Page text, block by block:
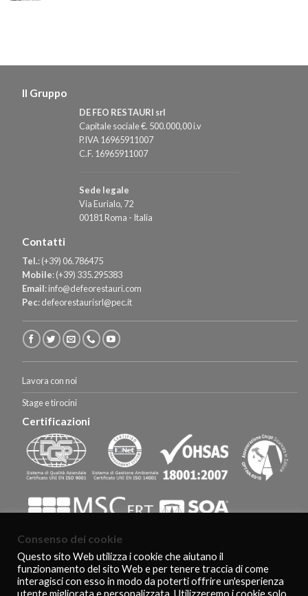
Il Gruppo
DE FEO RESTAURI srl
Capitale sociale €. 500.000,00 i.v
P.IVA 16965911007
C.F. 16965911007
Sede legale
Via Eurialo, 72
00181 Roma - Italia
Contatti
Tel.:(+39) 06.786475
Mobile:(+39) 335.295383
Email:info@defeorestauri.com
Pec:defeorestaurisrl@pec.it
Lavora con noi
Stage e tirocini
Certificazioni
HOMEPAGE CERTIFICAZIONI E RICONOSCIMENTI
CLIENTI
AGEVOLAZIONI FISCALI
CONTATTI COOKIE POLICY PRIVACY POLICY
Consenso dei cookie
Questo sito Web utilizza i cookie che aiutano il
funzionamento del sito Web e per tenere traccia di come
interagisci con esso in modo da poterti offrire un'esperienza
utente migliorata e personalizzata. Utilizzeremo i cookie solo